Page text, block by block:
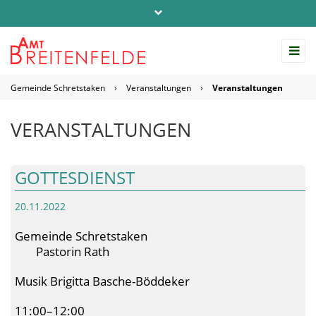
info@amt-breitenfelde.de
Gemeinde Schretstaken › Veranstaltungen › Veranstaltungen
VERANSTALTUNGEN
GOTTESDIENST
20.11.2022
Gemeinde Schretstaken
Pastorin Rath
Musik Brigitta Basche-Böddeker
11:00–12:00